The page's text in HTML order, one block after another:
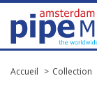
Accueil Collection